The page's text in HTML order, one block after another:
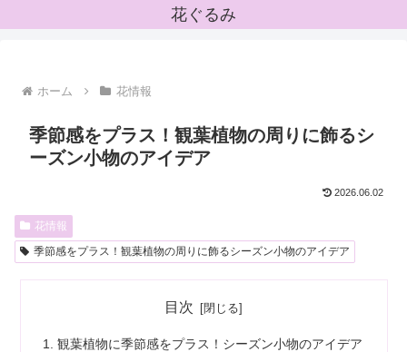
花ぐるみ
ホーム 花情報
季節感をプラス！観葉植物の周りに飾るシ
ーズン小物のアイデア
2026.06.02
花情報
季節感をプラス！観葉植物の周りに飾るシーズン小物のアイデア
目次
観葉植物に季節感をプラス！シーズン小物のアイデア